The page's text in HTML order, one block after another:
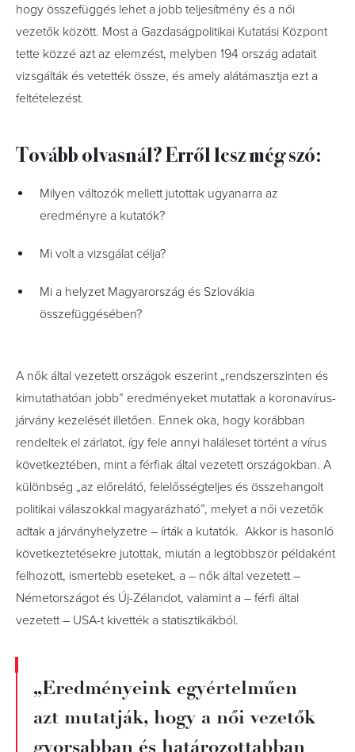
hogy összefüggés lehet a jobb teljesítmény és a női
vezetők között. Most a Gazdaságpolitikai Kutatási Központ
tette közzé azt az elemzést, melyben 194 ország adatait
vizsgálták és vetették össze, és amely alátámasztja ezt a
feltételezést.
Tovább olvasnál? Erről lesz még szó:
Milyen változók mellett jutottak ugyanarra az
eredményre a kutatók?
Mi volt a vizsgálat célja?
Mi a helyzet Magyarország és Szlovákia
összefüggésében?
A nők által vezetett országok eszerint „rendszerszinten és
kimutathatóan jobb” eredményeket mutattak a koronavírus-
járvány kezelését illetően. Ennek oka, hogy korábban
rendeltek el zárlatot, így fele annyi haláleset történt a vírus
következtében, mint a férfiak által vezetett országokban. A
különbség „az előrelátó, felelősségteljes és összehangolt
politikai válaszokkal magyarázható”, melyet a női vezetők
adtak a járványhelyzetre – írták a kutatók. Akkor is hasonló
következtetésekre jutottak, miután a legtöbbször példaként
felhozott, ismertebb eseteket, a – nők által vezetett –
Németországot és Új-Zélandot, valamint a – férfi által
vezetett – USA-t kivették a statisztikákból.
„Eredményeink egyértelműen
azt mutatják, hogy a női vezetők
gyorsabban és határozottabban